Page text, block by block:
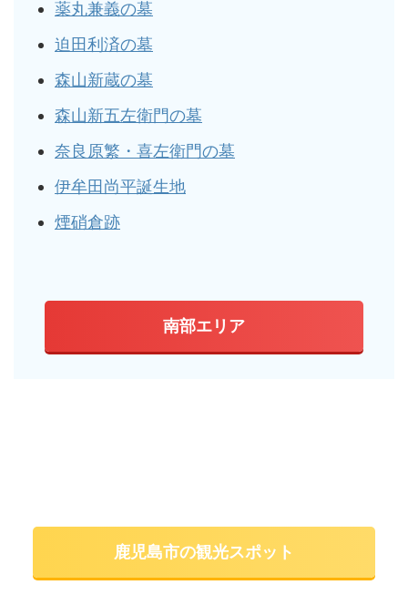
薬丸兼義の墓
迫田利済の墓
森山新蔵の墓
森山新五左衛門の墓
奈良原繁・喜左衛門の墓
伊牟田尚平誕生地
煙硝倉跡
南部エリア
鹿児島市の観光スポット